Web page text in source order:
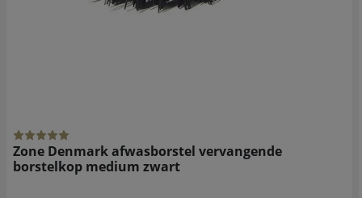
Zone Denmark afwasborstel vervangende
borstelkop medium zwart